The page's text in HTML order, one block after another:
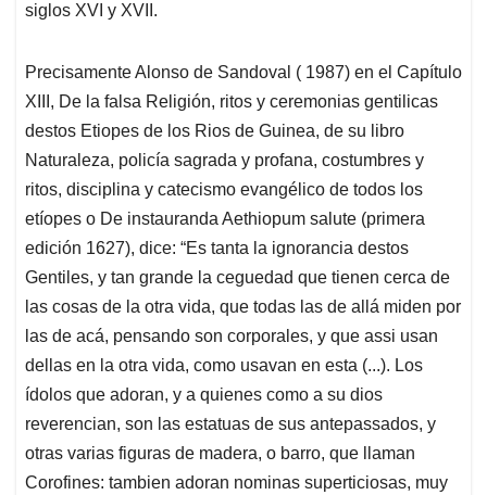
siglos XVI y XVII.
Precisamente Alonso de Sandoval ( 1987) en el Capítulo
XIII, De la falsa Religión, ritos y ceremonias gentilicas
destos Etiopes de los Rios de Guinea, de su libro
Naturaleza, policía sagrada y profana, costumbres y
ritos, disciplina y catecismo evangélico de todos los
etíopes o De instauranda Aethiopum salute (primera
edición 1627), dice: “Es tanta la ignorancia destos
Gentiles, y tan grande la ceguedad que tienen cerca de
las cosas de la otra vida, que todas las de allá miden por
las de acá, pensando son corporales, y que assi usan
dellas en la otra vida, como usavan en esta (...). Los
ídolos que adoran, y a quienes como a su dios
reverencian, son las estatuas de sus antepassados, y
otras varias figuras de madera, o barro, que llaman
Corofines: tambien adoran nominas superticiosas, muy